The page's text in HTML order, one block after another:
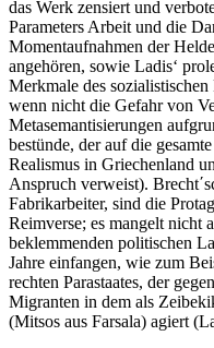
das Werk zensiert und
Parameters Arbeit und die
Momentaufnahmen der
angehören, sowie Ladis‘
Merkmale des
wenn nicht die Gefahr von
Metasemantisierungen
bestünde, der auf die
Realismus in Griechenland
Anspruch verweist).
Fabrikarbeiter, sind die
Reimverse; es mangelt nicht
beklemmenden politischen
Jahre einfangen, wie zum
rechten Parastaates, der
Migranten in dem als
(Mitsos aus Farsala) agiert